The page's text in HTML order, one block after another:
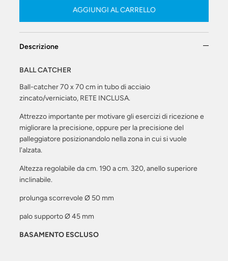
AGGIUNGI AL CARRELLO
Descrizione
BALL CATCHER
Ball-catcher 70 x 70 cm in tubo di acciaio
zincato/verniciato, RETE INCLUSA.
Attrezzo importante per motivare gli esercizi di ricezione e
migliorare la precisione, oppure per la precisione del
palleggiatore posizionandolo nella zona in cui si vuole
l'alzata.
Altezza regolabile da cm. 190 a cm. 320, anello superiore
inclinabile.
prolunga scorrevole Ø 50 mm
palo supporto Ø 45 mm
BASAMENTO ESCLUSO